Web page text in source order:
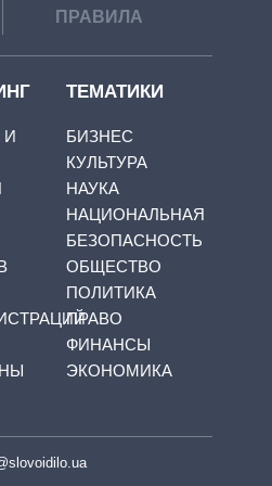
ПРАВИЛА
И
ТЕМАТИКИ
БИЗНЕС
КУЛЬТУРА
НАУКА
НАЦИОНАЛЬНАЯ
БЕЗОПАСНОСТЬ
ОБЩЕСТВО
ПОЛИТИКА
ПРАВО
ФИНАНСЫ
ЭКОНОМИКА